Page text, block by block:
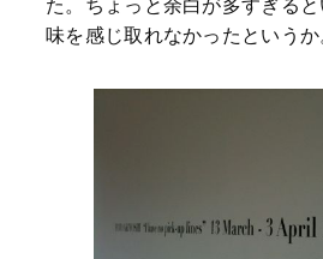
味を感じ取れなかったというか